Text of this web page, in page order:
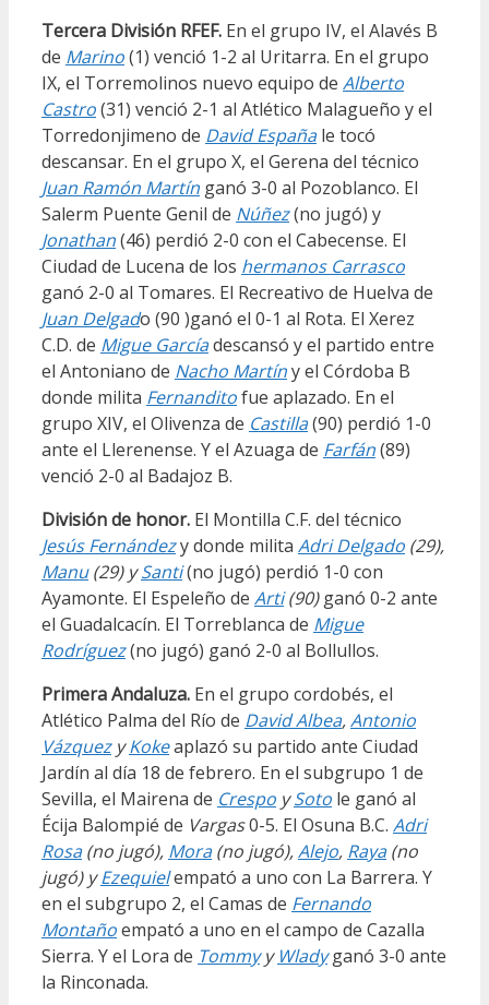
Tercera División RFEF. En el grupo IV, el Alavés B
de Marino(1) venció 1-2 al Uritarra. En el grupo
IX, el Torremolinos nuevo equipo de Alberto
Castro(31) venció 2-1 al Atlético Malagueño y el
Torredonjimeno de David Españale tocó
descansar. En el grupo X, el Gerena del técnico
Juan Ramón Martín ganó 3-0 al Pozoblanco. El
Salerm Puente Genil de Núñez(no jugó) y
Jonathan(46) perdió 2-0 con el Cabecense. El
Ciudad de Lucena de los hermanos Carrasco
ganó 2-0 al Tomares. El Recreativo de Huelva de
Juan Delgado (90 )ganó el 0-1 al Rota. El Xerez
C.D. de Migue Garcíadescansó y el partido entre
el Antoniano de Nacho Martíny el Córdoba B
donde milita Fernanditofue aplazado. En el
grupo XIV, el Olivenza de Castilla(90) perdió 1-0
ante el Llerenense. Y el Azuaga de Farfán(89)
venció 2-0 al Badajoz B.
División de honor. El Montilla C.F. del técnico
Jesús Fernándezy donde milita Adri Delgado (29),
Manu(29) ySanti(no jugó) perdió 1-0 con
Ayamonte. El Espeleño de Arti(90)ganó 0-2 ante
el Guadalcacín. El Torreblanca de Migue
Rodríguez(no jugó) ganó 2-0 al Bollullos.
Primera Andaluza. En el grupo cordobés, el
Atlético Palma del Río de David Albea,Antonio
VázquezyKokeaplazó su partido ante Ciudad
Jardín al día 18 de febrero. En el subgrupo 1 de
Sevilla, el Mairena de Crespo ySoto le ganó al
Écija Balompié de Vargas0-5. El Osuna B.C. Adri
Rosa(no jugó), Mora(no jugó),Alejo, Raya(no
jugó) yEzequielempató a uno con La Barrera. Y
en el subgrupo 2, el Camas de Fernando
Montañoempató a uno en el campo de Cazalla
Sierra. Y el Lora de Tommyy Wladyganó 3-0 ante
la Rinconada.